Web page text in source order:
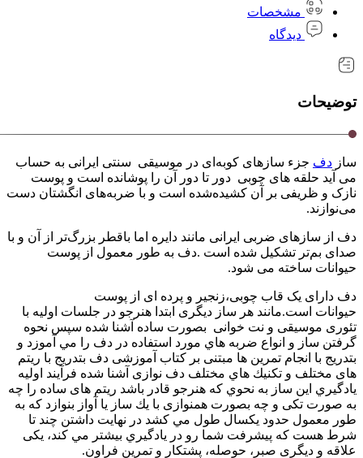
مشخصات
دیدگاه
توضیحات
ساز دف جزء سازهای کوبه‌ای در موسیقی سنتی ایرانی به حساب
می آید حلقه‌ های چوبی دور تا دور آن را پوشانده است و پوست
نازک و ظریفی بر آن کشیده‌شده است و با ضربه‌های انگشتان دست
می‌نوازند.
دف از سازهای ضربی ایرانی مانند دایره اما باقطر بزرگ‌تر از آن و با
صدای بم‌تر تشکیل شده است .دف به طور معمول از پوست
حیوانات ساخته می شود.
دف دارای یک قاب چوبی،زنجیر و پرده ای از پوست
حیوانات است.مانند هر ساز ديگری ابتدا هنرجو در جلسات اوليه با
تئوری موسيقی و نت خوانی بصورت ساده آشنا شده سپس نحوه
گرفتن ساز و انواع ضربه هاي مورد استفاده در دف را مي آموزد و
بتدريج با انجام تمرين ها مبتنی بر كتاب آموزشی دف بتدريج با ريتم
های مختلف و تكنيك هاي مختلف دف نوازی آشنا شده فرآيند اوليه
يادگيري اين ساز به نحوي كه هنرجو قادر باشد ريتم های ساده را چه
به صورت تكی و چه بصورت همنوازی با يك ساز يا آواز بنوازد كه به
طور معمول حدود يكسال طول مي كشد در نهايت داشتن چند تا
شرط هست كه پيشرفت شما رو در يادگيري بيشتر مي كند، يكی
علاقه و ديگری صبر، حوصله، پشتكار و تمرين فراون.